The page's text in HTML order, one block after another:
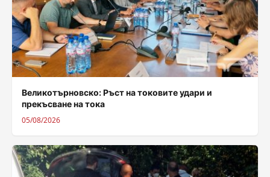
Великотърновско: Ръст на токовите удари и
прекъсване на тока
05/08/2026